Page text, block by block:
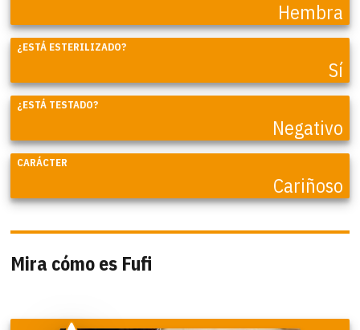
Hembra
¿ESTÁ ESTERILIZADO?
Sí
¿ESTÁ TESTADO?
Negativo
CARÁCTER
Cariñoso
Mira cómo es Fufi